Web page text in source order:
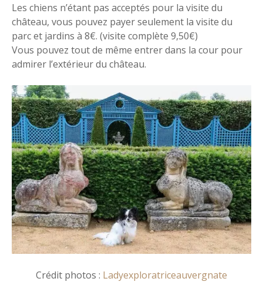
Les chiens n’étant pas acceptés pour la visite du
château, vous pouvez payer seulement la visite du
parc et jardins à 8€. (visite complète 9,50€)
Vous pouvez tout de même entrer dans la cour pour
admirer l’extérieur du château.
Crédit photos : Ladyexploratriceauvergnate